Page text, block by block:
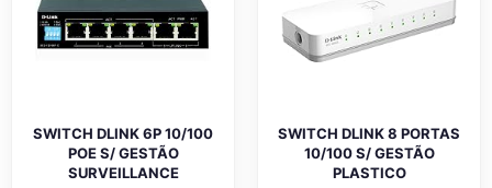
SWITCH DLINK 6P 10/100
POE S/ GESTÃO
SURVEILLANCE
SWITCH DLINK 8 PORTAS
10/100 S/ GESTÃO
PLASTICO